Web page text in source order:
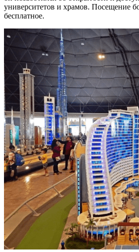
университетов и храмов. Посещение
бесплатное.